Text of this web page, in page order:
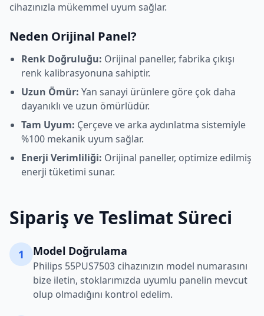
cihazınızla mükemmel uyum sağlar.
Neden Orijinal Panel?
Renk Doğruluğu: Orijinal paneller, fabrika çıkışı
renk kalibrasyonuna sahiptir.
Uzun Ömür: Yan sanayi ürünlere göre çok daha
dayanıklı ve uzun ömürlüdür.
Tam Uyum: Çerçeve ve arka aydınlatma sistemiyle
%100 mekanik uyum sağlar.
Enerji Verimliliği: Orijinal paneller, optimize edilmiş
enerji tüketimi sunar.
Sipariş ve Teslimat Süreci
1 Model Doğrulama
Philips 55PUS7503 cihazınızın model numarasını
bize iletin, stoklarımızda uyumlu panelin mevcut
olup olmadığını kontrol edelim.